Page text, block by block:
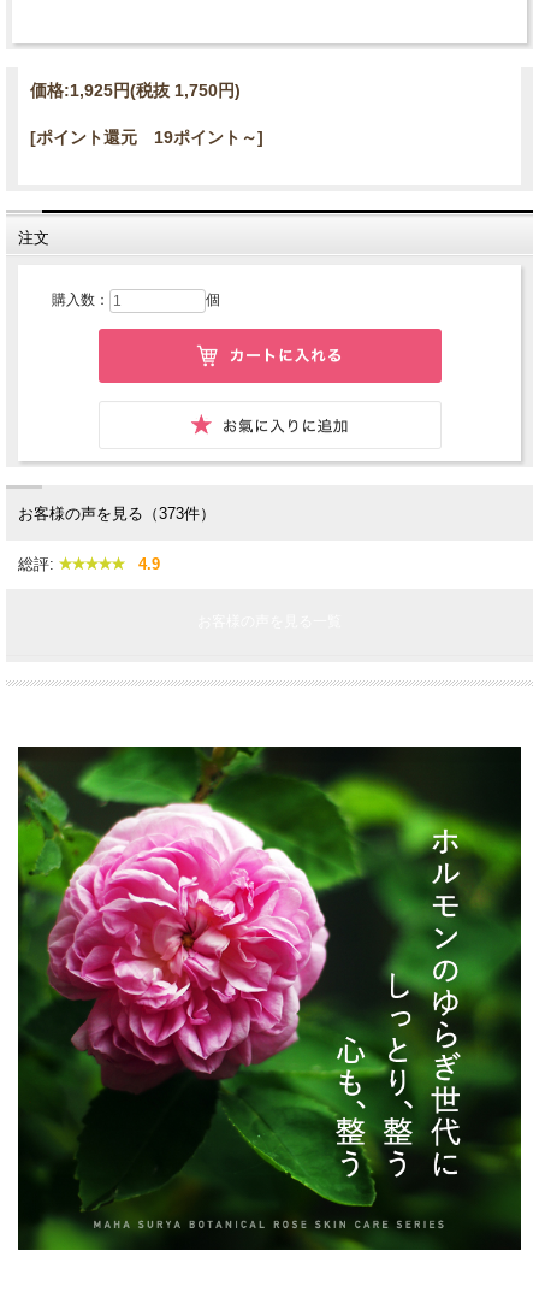
価格:1,925円(税抜 1,750円)
[ポイント還元 19ポイント～]
注文
購入数： 個
お客様の声を見る（373件）
総評: 4.9